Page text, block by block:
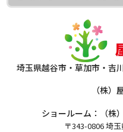
埼玉県越谷市・草加市・吉
（株）
ショールーム：（
〒343-0806 埼